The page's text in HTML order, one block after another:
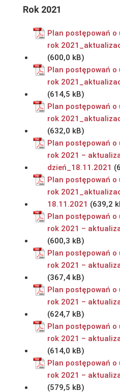
Rok 2021
Plan postępowań o
rok
Plan postępowań o
rok
Plan postępowań o
rok
Plan postępowań o
rok 2021 –
dzień_18.11.2021
Plan postępowań o
rok
18.11.2021
Plan postępowań o
rok 2021 –
Plan postępowań o
rok 2021 –
Plan postępowań o
rok 2021 –
Plan postępowań o
rok 2021 –
Plan postępowań o
rok 2021 –